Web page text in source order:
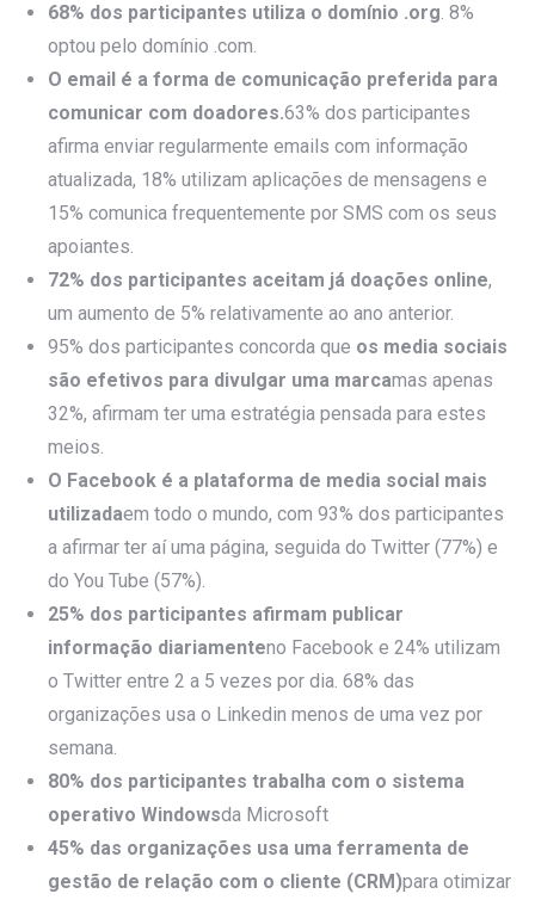
68% dos participantes utiliza o domínio .org. 8%
optou pelo domínio .com.
O email é a forma de comunicação preferida para
comunicar com doadores.63% dos participantes
afirma enviar regularmente emails com informação
atualizada, 18% utilizam aplicações de mensagens e
15% comunica frequentemente por SMS com os seus
apoiantes.
72% dos participantes aceitam já doações online,
um aumento de 5% relativamente ao ano anterior.
95% dos participantes concorda que os media sociais
são efetivos para divulgar uma marcamas apenas
32%, afirmam ter uma estratégia pensada para estes
meios.
O Facebook é a plataforma de media social mais
utilizadaem todo o mundo, com 93% dos participantes
a afirmar ter aí uma página, seguida do Twitter (77%) e
do You Tube (57%).
25% dos participantes afirmam publicar
informação diariamenteno Facebook e 24% utilizam
o Twitter entre 2 a 5 vezes por dia. 68% das
organizações usa o Linkedin menos de uma vez por
semana.
80% dos participantes trabalha com o sistema
operativo Windowsda Microsoft
45% das organizações usa uma ferramenta de
gestão de relação com o cliente (CRM)para otimizar